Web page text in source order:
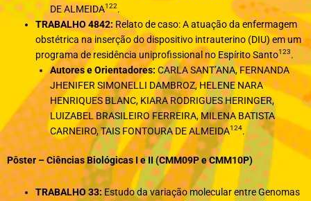
DE ALMEIDA122.
TRABALHO 4842:Relato de caso: A atuação da enfermagem
obstétrica na inserção do dispositivo intrauterino (DIU) em um
programa de residência uniprofissional no Espírito Santo123.
Autores e Orientadores: CARLA SANT’ANA, FERNANDA
JHENIFER SIMONELLI DAMBROZ, HELENE NARA
HENRIQUES BLANC, KIARA RODRIGUES HERINGER,
LUIZABEL BRASILEIRO FERREIRA, MILENA BATISTA
CARNEIRO, TAIS FONTOURA DE ALMEIDA124.
Pôster – Ciências Biológicas I e II (CMM09P e CMM10P)
TRABALHO 33:Estudo da variação molecular entre Genomas